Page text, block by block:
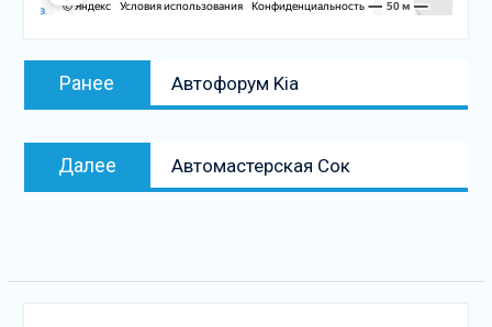
Навигация
Ранее
Предыдущая
запись:
Автофорум Kia
Далее
Следующая
запись
Автомастерская Сок